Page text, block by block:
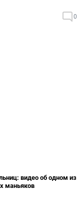
0
видео об одном из
маньяков